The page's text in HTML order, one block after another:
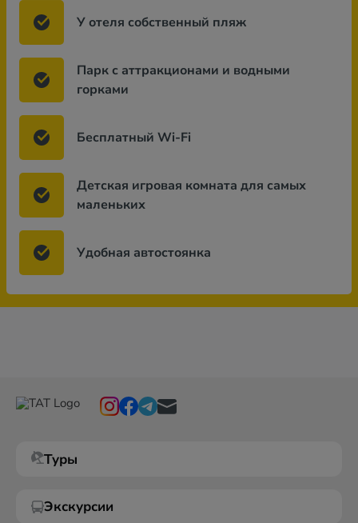
У отеля собственный пляж
Парк с аттракционами и водными
горками
Бесплатный Wi-Fi
Детская игровая комната для самых
маленьких
Удобная автостоянка
Туры
Экскурсии